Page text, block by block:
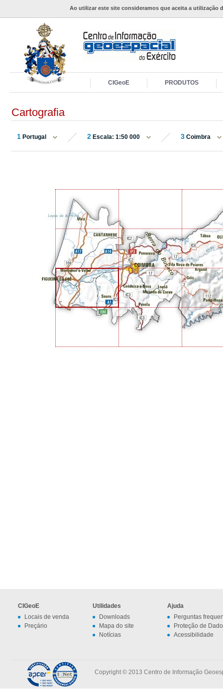
Ao utilizar este site consideramos que aceita a utilização
CIGeoE PRODUTOS
Cartografia
1 Portugal 2 Escala: 1:50 000 3 Coimbra
CIGeoE
Locais de venda
Preçário
Utilidades
Downloads
Mapa do site
Notícias
Ajuda
Perguntas
Proteção de
Acessibilidade
Copyright © 2013 Centro de Informação